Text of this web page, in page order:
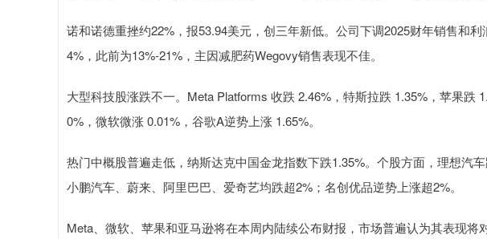
诺和诺德重挫约22%，报53.94美元，创三年新低。公司下调2025财年销售和
4%，此前为13%-21%，主因减肥药Wegovy销售表现不佳。
大型科技股涨跌不一。Meta Platforms 收跌 2.46%，特斯拉跌 1.35%，苹果跌
0%，微软微涨 0.01%，谷歌A逆势上涨 1.65%。
热门中概股普遍走低，纳斯达克中国金龙指数下跌1.35%。个股方面，理想汽
小鹏汽车、蔚来、阿里巴巴、爱奇艺均跌超2%；名创优品逆势上涨超2%。
Meta、微软、苹果和亚马逊将在本周内陆续公布财报，市场普遍认为其表现将